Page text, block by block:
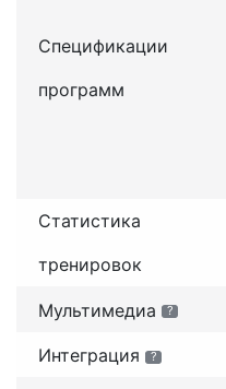
Спецификации
программ
Статистика
тренировок
Мультимедиа ?
Интеграция ?